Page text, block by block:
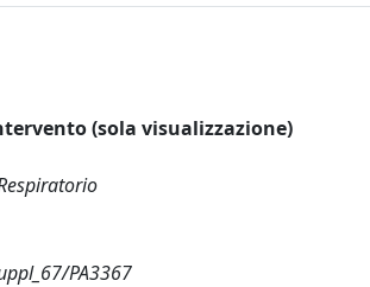
(sola visualizzazione)
PA3367